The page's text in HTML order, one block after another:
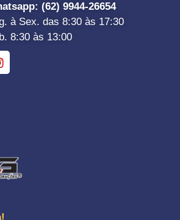
: (62) 9944-26654
à Sex. das 8:30 às 17:30
8:30 às 13:00